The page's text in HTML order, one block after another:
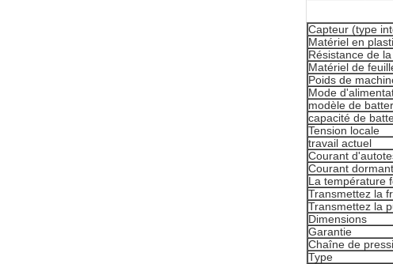
Capteur (type
Matériel en
Résistance de
Matériel de
Poids de
Mode
modèle de
capacité de
Tension locale
travail actuel
Courant
Courant dormant
La température
Transmettez la
Transmettez la
Dimensions
Garantie
Chaîne de
Type